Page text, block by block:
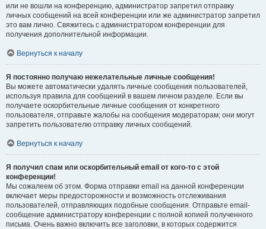
или не вошли на конференцию, администратор запретил отправку
личных сообщений на всей конференции или же администратор запретил
это вам лично. Свяжитесь с администратором конференции для
получения дополнительной информации.
Вернуться к началу
Я постоянно получаю нежелательные личные сообщения!
Вы можете автоматически удалять личные сообщения пользователей,
используя правила для сообщений в вашем личном разделе. Если вы
получаете оскорбительные личные сообщения от конкретного
пользователя, отправьте жалобы на сообщения модераторам; они могут
запретить пользователю отправку личных сообщений.
Вернуться к началу
Я получил спам или оскорбительный email от кого-то с этой
конференции!
Мы сожалеем об этом. Форма отправки email на данной конференции
включает меры предосторожности и возможность отслеживания
пользователей, отправляющих подобные сообщения. Отправьте email-
сообщение администратору конференции с полной копией полученного
письма. Очень важно включить все заголовки, в которых содержится